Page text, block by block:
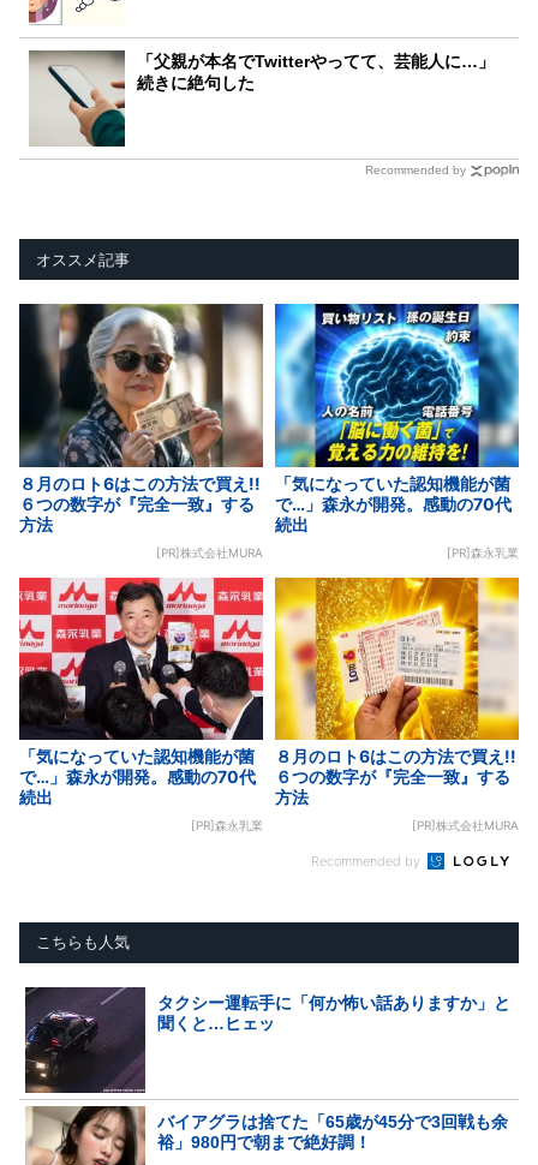
「父親が本名でTwitterやってて、芸能人に…」
続きに絶句した
Recommended by
オススメ記事
８月のロト6はこの方法で買え!!
６つの数字が『完全一致』する
方法
[PR]株式会社MURA
「気になっていた認知機能が菌
で…」森永が開発。感動の70代
続出
[PR]森永乳業
「気になっていた認知機能が菌
で…」森永が開発。感動の70代
続出
[PR]森永乳業
８月のロト6はこの方法で買え!!
６つの数字が『完全一致』する
方法
[PR]株式会社MURA
Recommended by
こちらも人気
タクシー運転手に「何か怖い話ありますか」と
聞くと…ヒェッ
バイアグラは捨てた「65歳が45分で3回戦も余
裕」980円で朝まで絶好調！